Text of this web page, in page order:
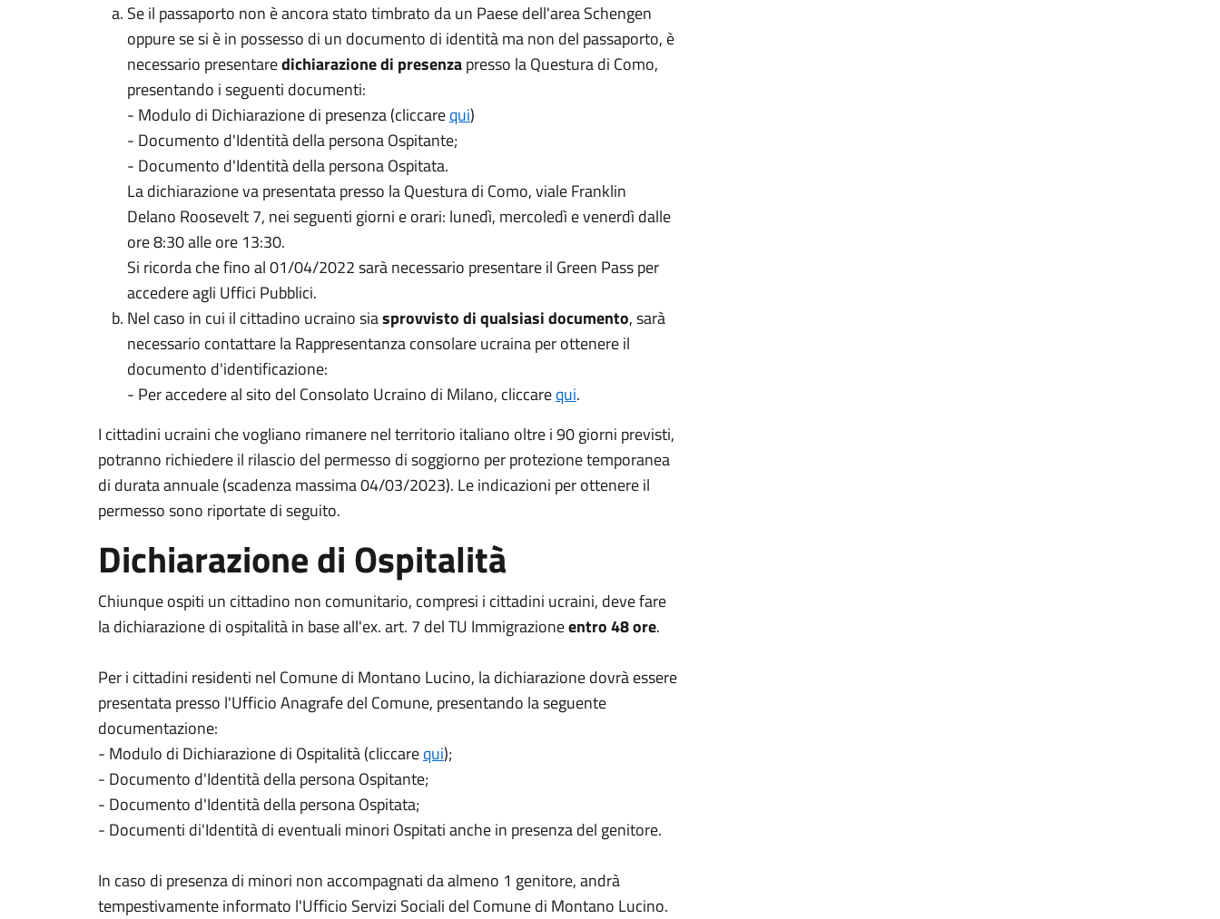
Se il passaporto non è ancora stato timbrato da un Paese dell'area Schengen
oppure se si è in possesso di un documento di identità ma non del passaporto, è
necessario presentaredichiarazione di presenzapresso la Questura di Como,
presentando i seguenti documenti:
- Modulo di Dichiarazione di presenza (cliccarequi)
- Documento d'Identità della persona Ospitante;
- Documento d'Identità della persona Ospitata.
La dichiarazione va presentata presso la Questura di Como, viale Franklin
Delano Roosevelt 7, nei seguenti giorni e orari: lunedì, mercoledì e venerdì dalle
ore 8:30 alle ore 13:30.
Si ricorda che fino al 01/04/2022 sarà necessario presentare il Green Pass per
accedere agli Uffici Pubblici.
Nel caso in cui il cittadino ucraino siasprovvisto di qualsiasi documento, sarà
necessario contattare la Rappresentanza consolare ucraina per ottenere il
documento d'identificazione:
- Per accedere al sito del Consolato Ucraino di Milano, cliccarequi.
I cittadini ucraini che vogliano rimanere nel territorio italiano oltre i 90 giorni previsti,
potranno richiedere il rilascio del permesso di soggiorno per protezione temporanea
di durata annuale (scadenza massima 04/03/2023). Le indicazioni per ottenere il
permesso sono riportate di seguito.
Dichiarazione di Ospitalità
Chiunque ospiti un cittadino non comunitario, compresi i cittadini ucraini, deve fare
la dichiarazione di ospitalità in base all'ex. art. 7 del TU Immigrazioneentro 48 ore.
Per i cittadini residenti nel Comune di Montano Lucino, la dichiarazione dovrà essere
presentata presso l'Ufficio Anagrafe del Comune, presentando la seguente
documentazione:
- Modulo di Dichiarazione di Ospitalità (cliccarequi);
- Documento d'Identità della persona Ospitante;
- Documento d'Identità della persona Ospitata;
- Documenti di'Identità di eventuali minori Ospitati anche in presenza del genitore.
In caso di presenza di minori non accompagnati da almeno 1 genitore, andrà
tempestivamente informato l'Ufficio Servizi Sociali del Comune di Montano Lucino.